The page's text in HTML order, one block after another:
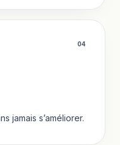
04
jamais s’améliorer.